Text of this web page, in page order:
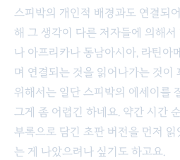
스피박의 개인적 배경과도 연결되
해 그 생각이 다른 저자들에 의해서
나 아프리카나 동남아시아, 라틴아
며 연결되는 것을 읽어나가는 것이
위해서는 일단 스피박의 에세이를
그게 좀 어렵긴 하네요. 약간 시간
부록으로 담긴 초판 버전을 먼저 읽
는 게 나았으려나 싶기도 하고요.